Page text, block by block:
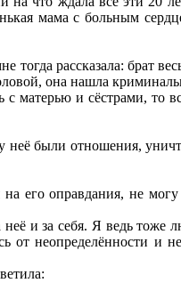
мама с больным
рассказала: брат
она нашла
с матерью и сёстрами, то
неё были отношения,
его оправдания, не
и за себя. Я ведь тоже
от неопределённости и